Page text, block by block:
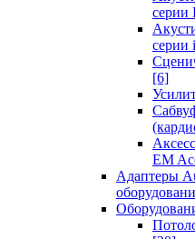
серии
серии i
[6]
EM
Адаптеры